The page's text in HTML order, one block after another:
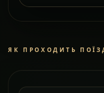
ЯК ПРОХОДИТЬ